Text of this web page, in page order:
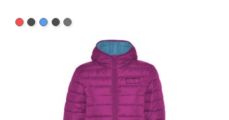
RougeNoir/Noir
BleuNoirNoir